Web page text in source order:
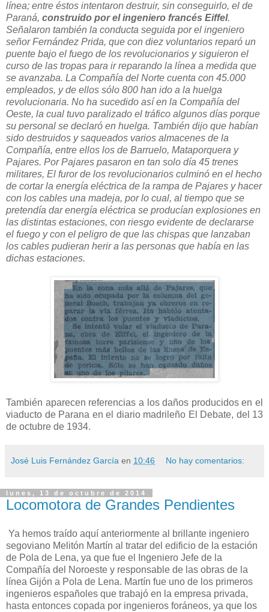
línea; entre éstos intentaron destruir, sin conseguirlo, el de
Paraná, construido por el ingeniero francés Eiffel.
Señalaron también la conducta seguida por el ingeniero
señor Fernández Prida, que con diez voluntarios reparó un
puente bajo el fuego de los revolucionarios y siguieron el
curso de las tropas para ir reparando la línea a medida que
se avanzaba. La Compañía del Norte cuenta con 45.000
empleados, y de ellos sólo 800 han ido a la huelga
revolucionaria. No ha sucedido así en la Compañía del
Oeste, la cual tuvo paralizado el tráfico algunos días porque
su personal se declaró en huelga. También dijo que habían
sido destruidos y saqueados varios almacenes de la
Compañía, entre ellos los de Barruelo, Mataporquera y
Pajares. Por Pajares pasaron en tan solo día 45 trenes
militares, El furor de los revolucionarios culminó en el hecho
de cortar la energía eléctrica de la rampa de Pajares y hacer
con los cables una madeja, por lo cual, al tiempo que se
pretendía dar energía eléctrica se producían explosiones en
las distintas estaciones, con riesgo evidente de declararse
el fuego y con el peligro de que las chispas que lanzaban
los cables pudieran herir a las personas que había en las
dichas estaciones.
También aparecen referencias a los daños producidos en el
viaducto de Parana en el diario madrileño El Debate, del 13
de octubre de 1934.
José Luis Fernández García en 10:46 No hay comentarios:
lunes, 13 de octubre de 2014
Locomotora de Grandes Pendientes
Ya hemos traído aquí anteriormente al brillante ingeniero
segoviano Melitón Martín al tratar del edificio de la estación
de Pola de Lena, ya que fue el Ingeniero Jefe de la
Compañía del Noroeste y responsable de las obras de la
línea Gijón a Pola de Lena. Martín fue uno de los primeros
ingenieros españoles que trabajó en la empresa privada,
hasta entonces copada por ingenieros foráneos, ya que los